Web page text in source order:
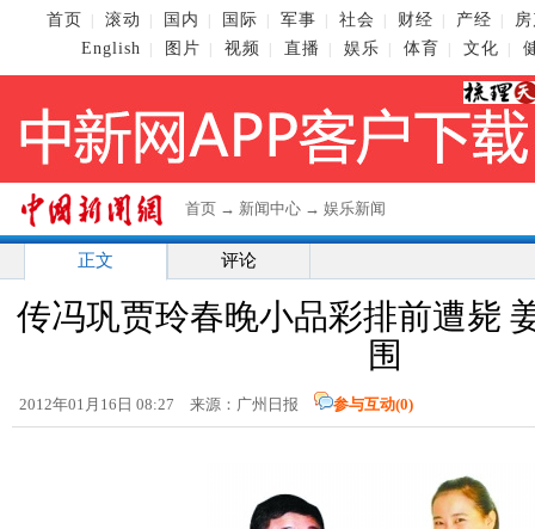
首页 滚动 国内 国际 军事 社会 财经 产经
English
图片 视频 直播 娱乐 体育 文化
首页 → 新闻中心 → 娱乐新闻
正文 评论
传冯巩贾玲春晚小品彩排前遭毙
围
2012年01月16日 08:27 来源：广州日报 参与互动(0)